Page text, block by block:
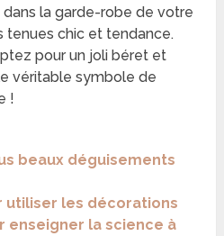
la garde-robe de votre
tenues chic et tendance.
pour un joli béret et
véritable symbole de
!
beaux déguisements
utiliser les décorations
enseigner la science à